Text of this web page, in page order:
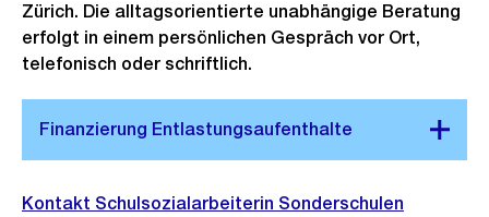
Zürich. Die alltagsorientierte unabhängige Beratung
erfolgt in einem persönlichen Gespräch vor Ort,
telefonisch oder schriftlich.
Kontakt Schulsozialarbeiterin Sonderschulen